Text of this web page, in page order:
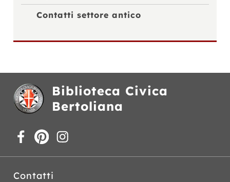
Contatti settore antico
Biblioteca Civica
Bertoliana
Contatti